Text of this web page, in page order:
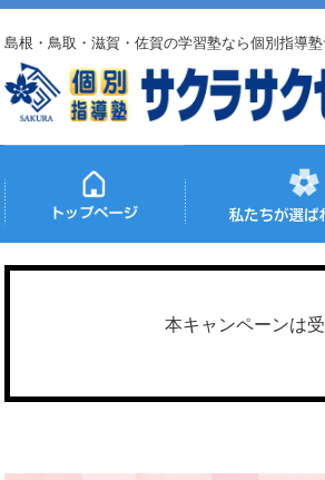
島根・鳥取・滋賀・佐賀の学習塾なら個別指導
本キャンペーンは